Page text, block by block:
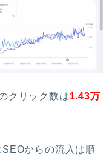
クリック数は1.43万
からの流入は順